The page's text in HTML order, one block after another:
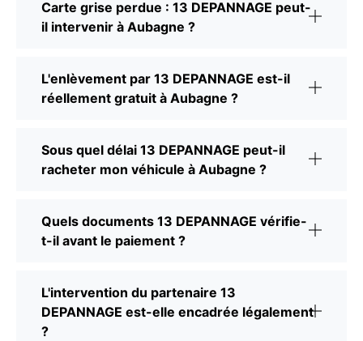
Carte grise perdue : 13 DEPANNAGE peut-
il intervenir à Aubagne ?
L'enlèvement par 13 DEPANNAGE est-il
réellement gratuit à Aubagne ?
Sous quel délai 13 DEPANNAGE peut-il
racheter mon véhicule à Aubagne ?
Quels documents 13 DEPANNAGE vérifie-
t-il avant le paiement ?
L'intervention du partenaire 13
DEPANNAGE est-elle encadrée légalement
?